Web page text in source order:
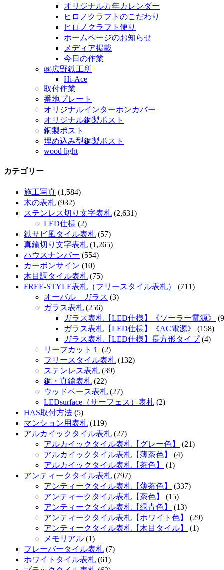
オリジナル万年カレンダー
ヒロノクラフトのこだわり
ヒロノクラフト便り
ホームページのお知らせ
メディア掲載
今日の作業
㈱広野鉄工所
Hi-Ace
取付作業
番地プレート
オリジナルインターホンカバー
オリジナル銅製ポスト
銅製ポスト
埋め込み型銅製ポスト
wood light
カテゴリー
施工写真 (1,584)
木の表札 (932)
ステンレス切り文字表札 (2,631)
LED仕様 (2)
鉄サビ風タイル表札 (57)
真鍮切り文字表札 (1,265)
ハウスナンバー (554)
カーボンサイン (10)
木目調タイル表札 (75)
FREE-STYLE表札（フリースタイル表札）
(711)
オーバル ガラス (3)
ガラス表札 (256)
ガラス表札【LED仕様】《ソーラー電源》
ガラス表札【LED仕様】《AC電源》
(158)
ガラス表札【LED仕様】長方形タイプ(4)
リーフカット１
(2)
フリースタイル表札 (132)
ステンレス表札 (39)
銅・真鍮表札 (22)
ウッドベース表札 (27)
LEDsurface（サーフェス）表札 (2)
HAS取付方法 (5)
マンション用表札 (119)
アルカイックタイル表札 (27)
アルカイックタイル表札【グレー色】
(21)
アルカイックタイル表札【薄茶色】
(4)
アルカイックタイル表札【茶色】
(1)
アンティークタイル表札 (797)
アンティークタイル表札【薄茶色】
(337)
アンティークタイル表札【茶色】
(15)
アンティークタイル表札【緑青色】
(13)
アンティークタイル表札【ホワイト色】
(29)
アンティークタイル表札【木目タイル】
(1)
メモリアル (1)
フレーバータイル表札 (7)
ホワイトタイル表札 (61)